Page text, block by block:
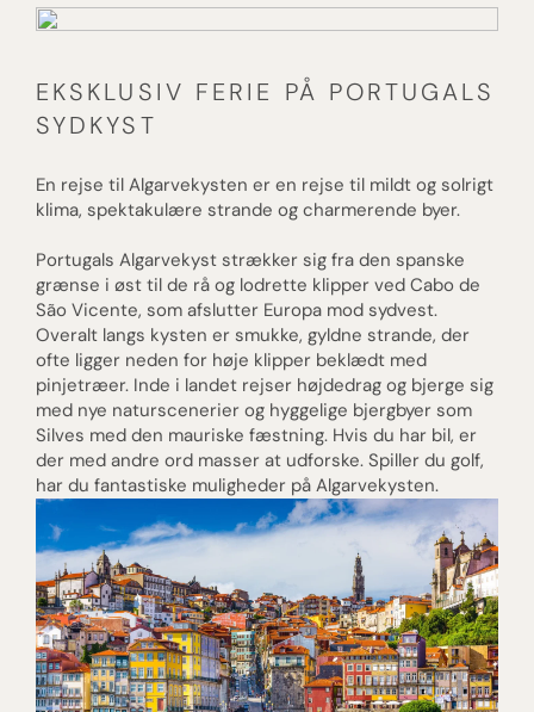
EKSKLUSIV FERIE PÅ PORTUGALS
SYDKYST
En rejse til Algarvekysten er en rejse til mildt og solrigt
klima, spektakulære strande og charmerende byer.
Portugals Algarvekyst strækker sig fra den spanske
grænse i øst til de rå og lodrette klipper ved Cabo de
São Vicente, som afslutter Europa mod sydvest.
Overalt langs kysten er smukke, gyldne strande, der
ofte ligger neden for høje klipper beklædt med
pinjetræer. Inde i landet rejser højdedrag og bjerge sig
med nye naturscenerier og hyggelige bjergbyer som
Silves med den mauriske fæstning. Hvis du har bil, er
der med andre ord masser at udforske. Spiller du golf,
har du fantastiske muligheder på Algarvekysten.